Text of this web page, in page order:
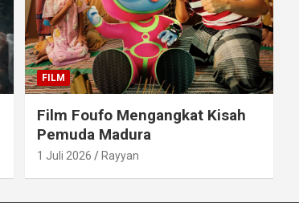
FILM
Film Foufo Mengangkat Kisah
Pemuda Madura
1 Juli 2026 Rayyan